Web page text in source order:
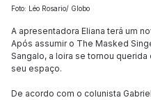
Foto: Léo Rosario/ Globo
A apresentadora Eliana terá um
Após assumir o The Masked
Sangalo, a loira se tornou
seu espaço.
De acordo com o colunista